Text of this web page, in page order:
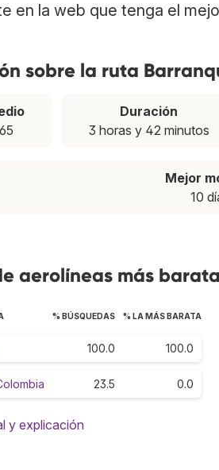
en la web que tenga el
sobre la ruta
Duración
3 horas y 42 minutos
Mejor
10
aerolíneas más
% BÚSQUEDAS % LA MÁS BARATA
100.0 100.0
23.5 0.0
y explicación